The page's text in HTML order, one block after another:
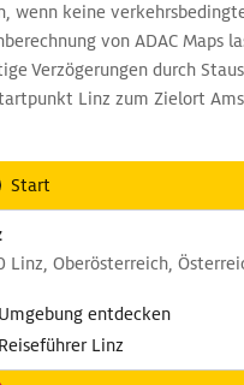
wenn keine
von ADAC Maps
Verzögerungen durch
Linz zum Zielort
Start
Linz, Oberösterreich,
Umgebung entdecken
Reiseführer Linz